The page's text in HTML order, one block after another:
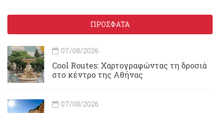
ΠΡΟΣΦΑΤΑ
07/08/2026
Cool Routes: Χαρτογραφώντας τη δροσιά
στο κέντρο της Αθήνας
07/08/2026